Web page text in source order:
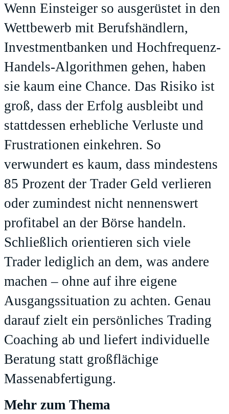
Wenn Einsteiger so ausgerüstet in den
Wettbewerb mit Berufshändlern,
Investmentbanken und Hochfrequenz-
Handels-Algorithmen gehen, haben
sie kaum eine Chance. Das Risiko ist
groß, dass der Erfolg ausbleibt und
stattdessen erhebliche Verluste und
Frustrationen einkehren. So
verwundert es kaum, dass mindestens
85 Prozent der Trader Geld verlieren
oder zumindest nicht nennenswert
profitabel an der Börse handeln.
Schließlich orientieren sich viele
Trader lediglich an dem, was andere
machen – ohne auf ihre eigene
Ausgangssituation zu achten. Genau
darauf zielt ein persönliches Trading
Coaching ab und liefert individuelle
Beratung statt großflächige
Massenabfertigung.
Mehr zum Thema